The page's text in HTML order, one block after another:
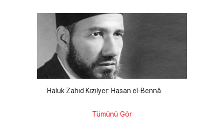
Haluk Zahid Kızılyer: Hasan el-Bennâ
Tümünü Gör